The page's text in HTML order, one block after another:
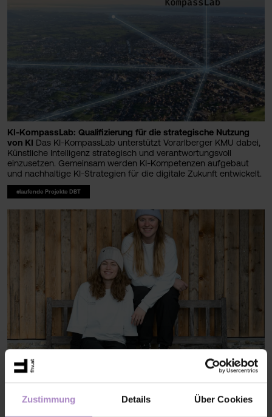
Zustimmung Details Über Cookies
KI-KompassLab: Qualifizierung für die strategische Nutzung
von KI Das KI-KompassLab unterstützt Vorarlberger KMU dabei,
Künstliche Intelligenz strategisch und verantwortungsvoll
einzusetzen. Gemeinsam werden KI-Kompetenzen aufgebaut
und nachhaltige KI-Strategien für die digitale Zukunft entwickelt.
#laufende Projekte DBT
Menschen in Bewegung
bringen und miteinander verbinden, das ist die Idee hinter RAUS
Collective. Die FHV-Studentinnen Teresa Hezel und Katharina